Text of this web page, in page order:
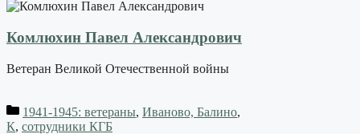
Комлюхин Павел Александрович
Ветеран Великой Отечественной войны
1941-1945: ветераны, Иваново, Балино,
К, сотрудники КГБ